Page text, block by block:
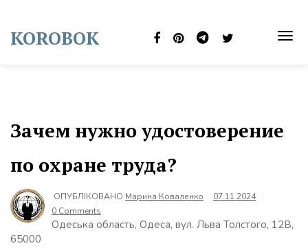
content
KOROBOK
Зачем нужно удостоверение
по охране труда?
ОПУБЛІКОВАНО Марина Коваленко
07.11.2024
0 Comments
Одеська область, Одеса, вул. Льва Толстого, 12В,
65000